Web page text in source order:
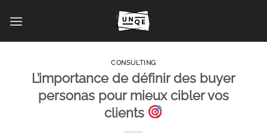
au
CONSULTING
L’importance de définir des buyer
personas pour mieux cibler vos
clients